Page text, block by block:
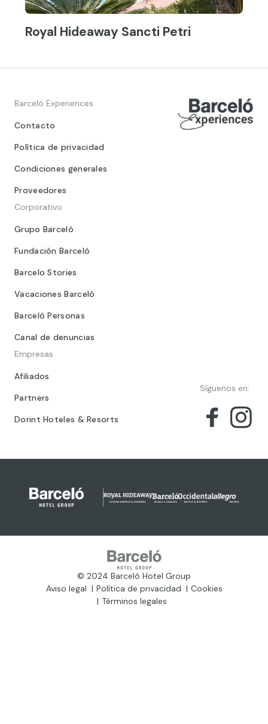
Royal Hideaway Sancti Petri
Barceló Experiences
Contacto
Política de privacidad
Condiciones generales
Proveedores
Corporativo
Grupo Barceló
Fundación Barceló
Barcelo Stories
Vacaciones Barceló
Barceló Personas
Canal de denuncias
Empresas
Afiliados
Partners
Dorint Hoteles & Resorts
Síguenos en:
© 2024 Barceló Hotel Group
Aviso legal
Política de privacidad
Cookies
Términos legales